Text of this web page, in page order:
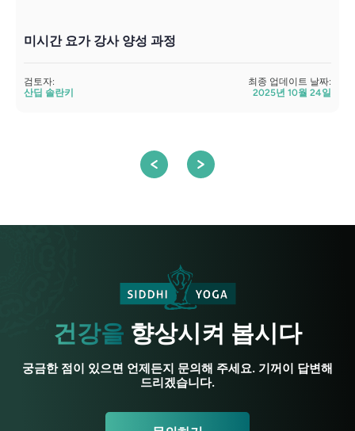
미시간 요가 강사 양성 과정
검토자:
산딥 솔란키
최종 업데이트 날짜:
2025년 10월 24일
건강을 향상시켜 봅시다
궁금한 점이 있으면 언제든지 문의해 주세요. 기꺼이 답변해
드리겠습니다.